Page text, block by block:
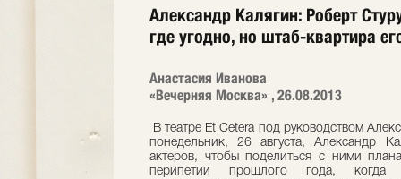
Александр Калягин: Роберт
где угодно, но штаб-квартира
Анастасия Иванова
«Вечерняя Москва» , 26.08.2013
В театре Et Cetera под руководством
понедельник, 26 августа, Александр
актеров, чтобы поделиться с ними
перипетии прошлого года, когда